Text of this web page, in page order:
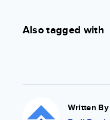
Also tagged with
Written By